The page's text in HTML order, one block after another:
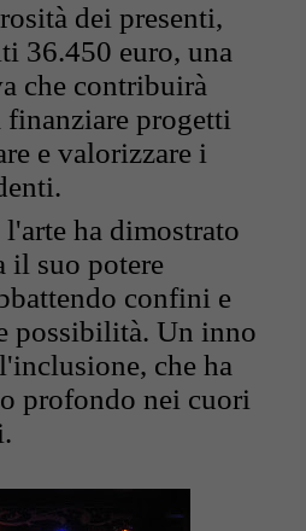
dei presenti,
36.450 euro, una
che contribuirà
finanziare progetti
e valorizzare i
ha dimostrato
il suo potere
confini e
possibilità. Un inno
che ha
profondo nei cuori